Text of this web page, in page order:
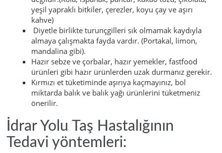
yeşil yapraklı bitkiler, çerezler, koyu çay ve aşırı
kahve)
Diyetle birlikte turunçgilleri sık olmamak kaydıyla
almaya çalışmakta fayda vardır. (Portakal, limon,
mandalina gibi).
Hazır sebze ve çorbalar, hazır yemekler, fastfood
ürünleri gibi hazır ürünlerden uzak durmanız gerekir.
Kırmızı et tüketiminde aşırıya kaçmayınız, bol
miktarda balık ve balık yağı ürünlerini tüketmeniz
önerilir.
İdrar Yolu Taş Hastalığının
Tedavi yöntemleri: